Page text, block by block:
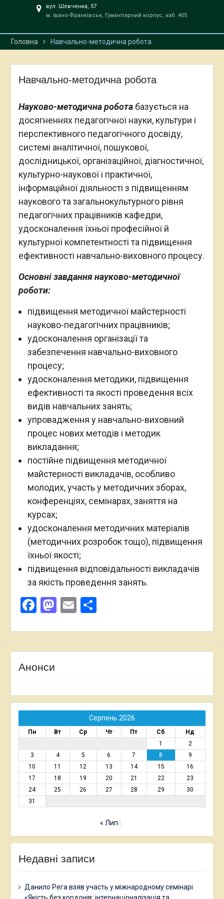
вул. Шевченка, 57
м. Івано-Франківськ, Гуманітарний корпус, каб. 405
Головна Навчально-методична робота
Навчально-методична робота
Науково-методична робота базується на
досягненнях педагогічної науки, культури і
перспективного педагогічного досвіду,
системі аналітичної, пошукової,
дослідницької, організаційної, діагностичної,
культурно-наукової і практичної,
інформаційної діяльності з підвищенням
наукового та загальнокультурного рівня
педагогічних працівників кафедри,
удосконалення їхньої професійної й
культурної компетентності та підвищення
ефективності навчально-виховного процесу.
Основні завдання науково-методичної
роботи:
підвищення методичної майстерності
науково-педагогічних працівників;
удосконалення організації та
забезпечення навчально-виховного
процесу;
удосконалення методики, підвищення
ефективності та якості проведення всіх
видів навчальних занять;
упровадження у навчально-виховний
процес нових методів і методик
викладання;
постійне підвищення методичної
майстерності викладачів, особливо
молодих, участь у методичних зборах,
конференціях, семінарах, заняття на
курсах;
удосконалення методичних матеріалів
(методичних розробок тощо), підвищення
їхньої якості;
підвищення відповідальності викладачів
за якість проведення занять.
Facebook
Mastodon
EmailПоділитися
Анонси
Серпень 2026
Пн Вт Ср Чт Пт Сб
Нд
1
2
3
4 5 6 7 8
9
10
11 12 13 14 15
16
17
18 19 20 21 22
23
24
25 26 27 28 29
30
31
« Лип
Недавні записи
Данило Рега взяв участь у міжнародному семінарі